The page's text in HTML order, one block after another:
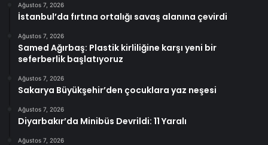
Ağustos 7, 2026
İstanbul’da fırtına ortalığı savaş alanına çevirdi
Ağustos 7, 2026
Samed Ağırbaş: Plastik kirliliğine karşı yeni bir
seferberlik başlatıyoruz
Ağustos 7, 2026
Sakarya Büyükşehir’den çocuklara yaz neşesi
Ağustos 7, 2026
Diyarbakır’da Minibüs Devrildi: 11 Yaralı
Ağustos 7, 2026